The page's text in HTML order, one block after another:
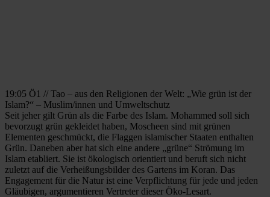
19:05 Ö1 // Tao – aus den Religionen der Welt: „Wie grün ist der
Islam?“ – Muslim/innen und Umweltschutz
Seit jeher gilt Grün als die Farbe des Islam. Mohammed soll sich
bevorzugt grün gekleidet haben, Moscheen sind mit grünen
Elementen geschmückt, die Flaggen islamischer Staaten enthalten
Grün. Daneben aber hat sich eine andere „grüne“ Strömung im
Islam etabliert. Sie ist ökologisch orientiert und beruft sich nicht
zuletzt auf die Verheißungsbilder des Gartens im Koran. Das
Engagement für die Natur ist eine Verpflichtung für jede und jeden
Gläubigen, argumentieren Vertreter dieser Öko-Lesart.